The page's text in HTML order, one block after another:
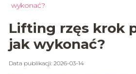
wykonać?
Lifting rzęs krok
jak wykonać?
Data publikacji: 2026-03-14